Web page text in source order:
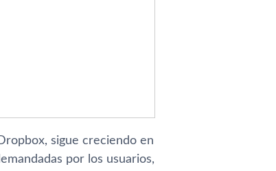
sigue creciendo en
por los usuarios,